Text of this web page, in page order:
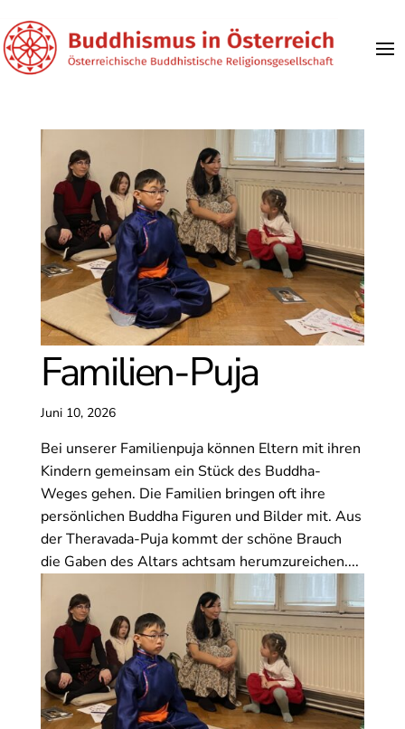
Familien-Puja
Juni 10, 2026
Bei unserer Familienpuja können Eltern mit ihren
Kindern gemeinsam ein Stück des Buddha-
Weges gehen. Die Familien bringen oft ihre
persönlichen Buddha Figuren und Bilder mit. Aus
der Theravada-Puja kommt der schöne Brauch
die Gaben des Altars achtsam herumzureichen....